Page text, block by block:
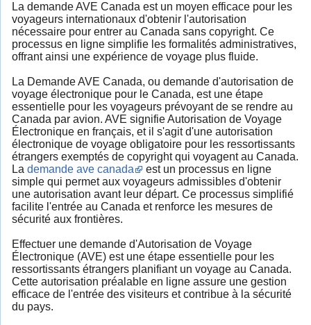
La demande AVE Canada est un moyen efficace pour les
voyageurs internationaux d'obtenir l'autorisation
nécessaire pour entrer au Canada sans copyright. Ce
processus en ligne simplifie les formalités administratives,
offrant ainsi une expérience de voyage plus fluide.
La Demande AVE Canada, ou demande d'autorisation de
voyage électronique pour le Canada, est une étape
essentielle pour les voyageurs prévoyant de se rendre au
Canada par avion. AVE signifie Autorisation de Voyage
Électronique en français, et il s'agit d'une autorisation
électronique de voyage obligatoire pour les ressortissants
étrangers exemptés de copyright qui voyagent au Canada.
La demande ave canada
est un processus en ligne
simple qui permet aux voyageurs admissibles d'obtenir
une autorisation avant leur départ. Ce processus simplifié
facilite l'entrée au Canada et renforce les mesures de
sécurité aux frontières.
Effectuer une demande d'Autorisation de Voyage
Électronique (AVE) est une étape essentielle pour les
ressortissants étrangers planifiant un voyage au Canada.
Cette autorisation préalable en ligne assure une gestion
efficace de l'entrée des visiteurs et contribue à la sécurité
du pays.